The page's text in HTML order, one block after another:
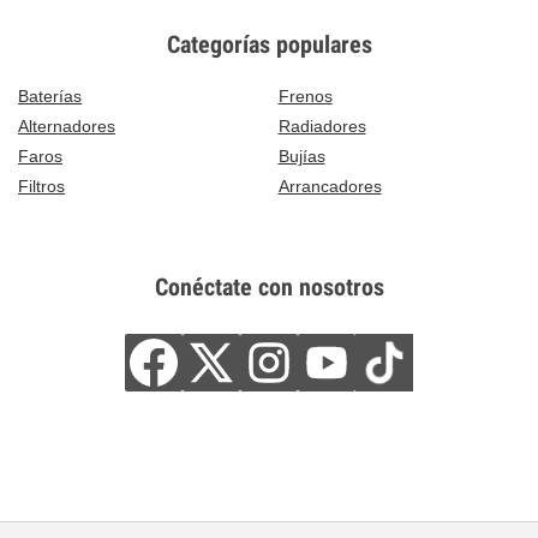
Categorías populares
Baterías
Frenos
Alternadores
Radiadores
Faros
Bujías
Filtros
Arrancadores
Conéctate con nosotros